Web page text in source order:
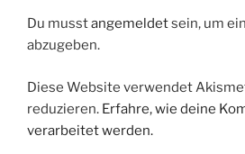
Du musstangemeldetsein, um
abzugeben.
Diese Website verwendet
reduzieren. Erfahre, wie deine
verarbeitet werden.